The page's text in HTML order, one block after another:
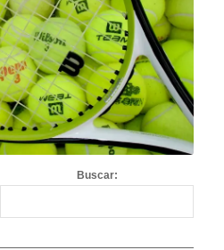
Buscar: